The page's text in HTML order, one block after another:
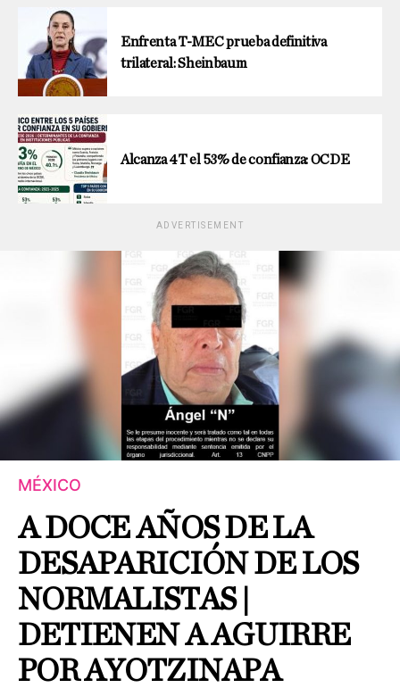
Enfrenta T-MEC prueba definitiva
trilateral: Sheinbaum
Alcanza 4T el 53% de confianza: OCDE
ADVERTISEMENT
MÉXICO
A DOCE AÑOS DE LA
DESAPARICIÓN DE LOS
NORMALISTAS |
DETIENEN A AGUIRRE
POR AYOTZINAPA